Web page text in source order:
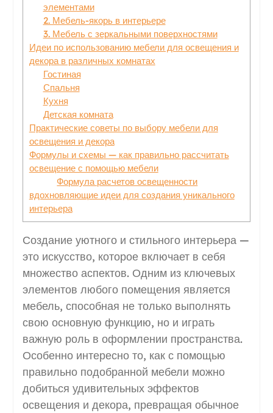
элементами
2. Мебель-якорь в интерьере
3. Мебель с зеркальными поверхностями
Идеи по использованию мебели для освещения и
декора в различных комнатах
Гостиная
Спальня
Кухня
Детская комната
Практические советы по выбору мебели для
освещения и декора
Формулы и схемы — как правильно рассчитать
освещение с помощью мебели
Формула расчетов освещенности
вдохновляющие идеи для создания уникального
интерьера
Создание уютного и стильного интерьера —
это искусство, которое включает в себя
множество аспектов. Одним из ключевых
элементов любого помещения является
мебель, способная не только выполнять
свою основную функцию, но и играть
важную роль в оформлении пространства.
Особенно интересно то, как с помощью
правильно подобранной мебели можно
добиться удивительных эффектов
освещения и декора, превращая обычное